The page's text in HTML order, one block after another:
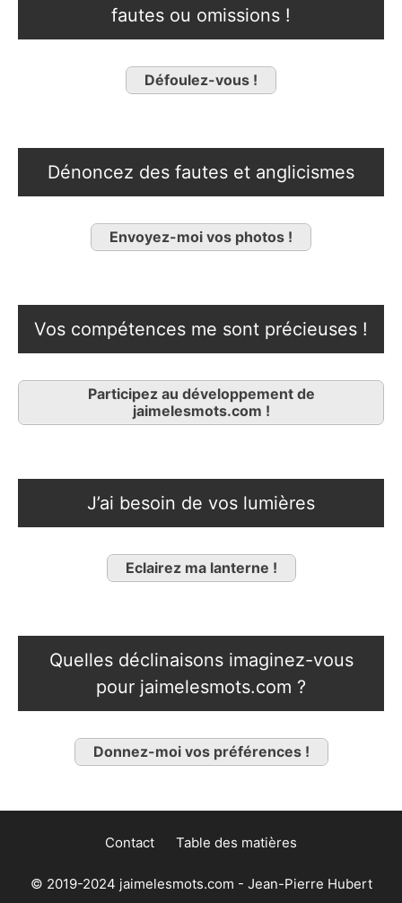
fautes ou omissions !
Défoulez-vous !
Dénoncez des fautes et anglicismes
Envoyez-moi vos photos !
Vos compétences me sont précieuses !
Participez au développement de
jaimelesmots.com !
J’ai besoin de vos lumières
Eclairez ma lanterne !
Quelles déclinaisons imaginez-vous
pour jaimelesmots.com ?
Donnez-moi vos préférences !
Contact Table des matières
© 2019-2024 jaimelesmots.com - Jean-Pierre Hubert